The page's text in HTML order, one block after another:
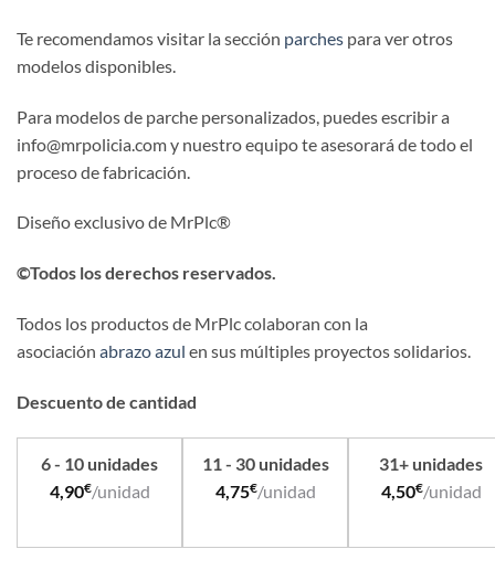
Te recomendamos visitar la sección parches para ver otros
modelos disponibles.
Para modelos de parche personalizados, puedes escribir a
info@mrpolicia.com y nuestro equipo te asesorará de todo el
proceso de fabricación.
Diseño exclusivo de MrPlc®
©Todos los derechos reservados.
Todos los productos de MrPlc colaboran con la
asociación abrazo azul en sus múltiples proyectos solidarios.
Descuento de cantidad
6 - 10 unidades
4,90€/unidad
11 - 30 unidades
4,75€/unidad
31+ unidades
4,50€/unidad